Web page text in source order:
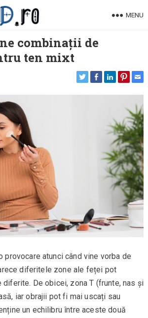
MENU
combinații de
ten mixt
provocare atunci când vine vorba de
diferitele zone ale feței pot
diferite. De obicei, zona T (frunte, nas și
iar obrajii pot fi mai uscați sau
un echilibru între aceste două